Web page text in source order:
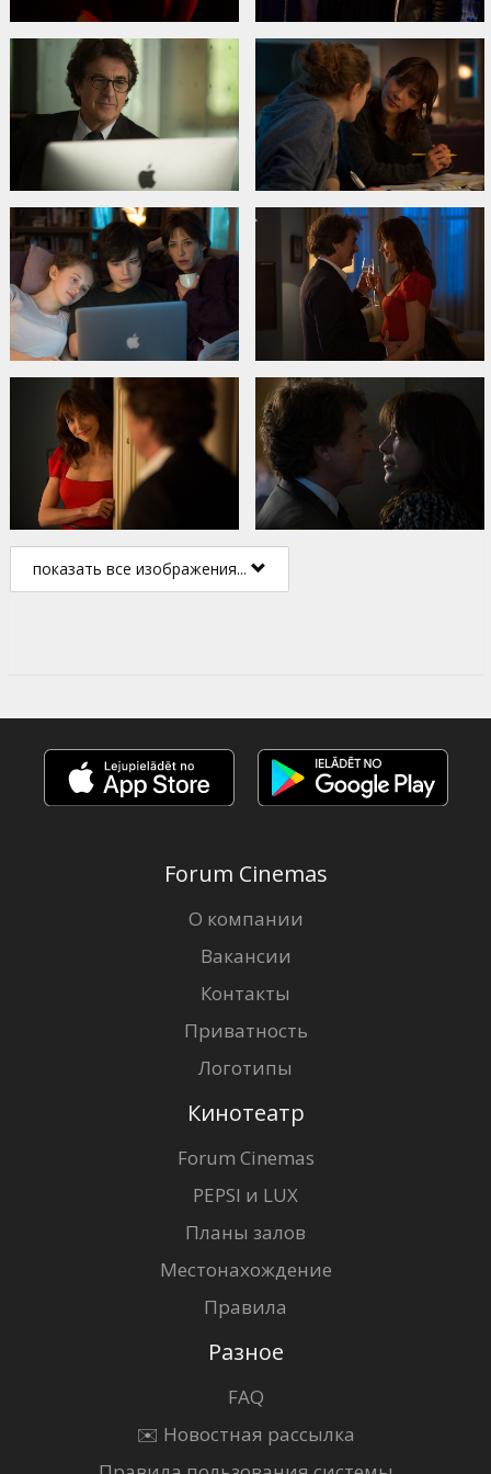
показать все изображения...
Forum Cinemas
О компании
Вакансии
Контакты
Приватность
Логотипы
Кинотеатр
Forum Cinemas
PEPSI и LUX
Планы залов
Местонахождение
Правила
Разное
FAQ
✉️ Новостная рассылка